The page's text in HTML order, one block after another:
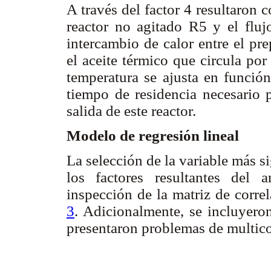
A través del factor 4 resultaron
reactor no agitado R5 y el
intercambio de calor entre el
el aceite térmico que circula
temperatura se ajusta en
tiempo de residencia necesario
salida de este reactor.
Modelo de regresión lineal
La selección de la variable más
los factores resultantes del
inspección de la matriz de
3. Adicionalmente, se
presentaron problemas de